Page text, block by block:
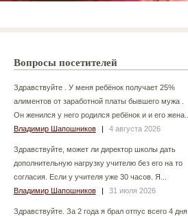
Вопросы посетителей
Здравствуйте . У меня ребёнок получает 25%
алиментов от заработной платы бывшего мужа .
Он женился у него родился ребёнок и и его жена...
Владимир Шапошников
| 4 августа 2026
Здравствуйте, может ли директор школы дать
дополнительную нагрузку учителю без его на то
согласия. Если у учителя уже 30 часов. Я...
Владимир Шапошников
| 31 июля 2026
Здравствуйте. За 2 года я брал отпус всего 4 дня